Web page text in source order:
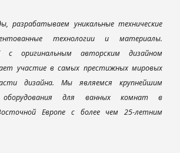
разрабатываем уникальные технические
технологии и материалы.
с оригинальным авторским дизайном
участие в самых престижных мировых
дизайна. Мы являемся крупнейшим
оборудования для ванных комнат в
Европе с более чем 25-летним